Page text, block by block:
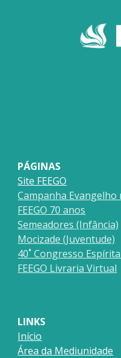
PÁGINAS
Site FEEGO
Campanha Evangelho
FEEGO 70 anos
Semeadores (Infância)
Mocizade (Juventude)
40˚ Congresso
FEEGO Livraria Virtual
LINKS
Início
Área da Mediunidade